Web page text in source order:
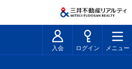
入会 ログイン メニュー